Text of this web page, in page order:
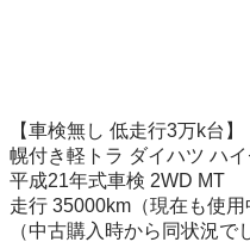
【車検無し 低走行3万k台】
幌付き軽トラ ダイハツ ハイ
平成21年式車検 2WD MT
走行 35000km（現在も使用
（中古購入時から同状況で